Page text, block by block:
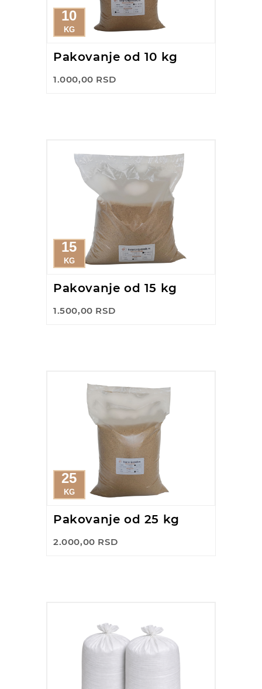
10
KG
Pakovanje od 10 kg
1.000,00 RSD
15
KG
Pakovanje od 15 kg
1.500,00 RSD
25
KG
Pakovanje od 25 kg
2.000,00 RSD